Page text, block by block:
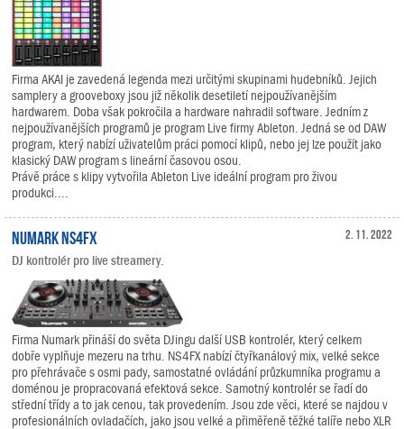
Firma AKAI je zavedená legenda mezi určitými skupinami hudebníků. Jejich
samplery a grooveboxy jsou již několik desetiletí nejpoužívanějším
hardwarem. Doba však pokročila a hardware nahradil software. Jedním z
nejpoužívanějších programů je program Live firmy Ableton. Jedná se od DAW
program, který nabízí uživatelům práci pomocí klipů, nebo jej lze použít jako
klasický DAW program s lineární časovou osou.
Právě práce s klipy vytvořila Ableton Live ideální program pro živou
produkci....
2. 11. 2022
Numark NS4FX
DJ kontrolér pro live streamery.
Firma Numark přináší do světa DJingu další USB kontrolér, který celkem
dobře vyplňuje mezeru na trhu. NS4FX nabízí čtyřkanálový mix, velké sekce
pro přehrávače s osmi pady, samostatné ovládání průzkumníka programu a
doménou je propracovaná efektová sekce. Samotný kontrolér se řadí do
střední třídy a to jak cenou, tak provedením. Jsou zde věci, které se najdou v
profesionálních ovladačích, jako jsou velké a přiměřeně těžké talíře nebo XLR